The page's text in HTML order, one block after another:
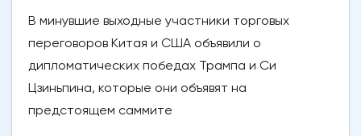
В минувшие выходные участники торговых
переговоров Китая и США объявили о
дипломатических победах Трампа и Си
Цзиньпина, которые они объявят на
предстоящем саммите